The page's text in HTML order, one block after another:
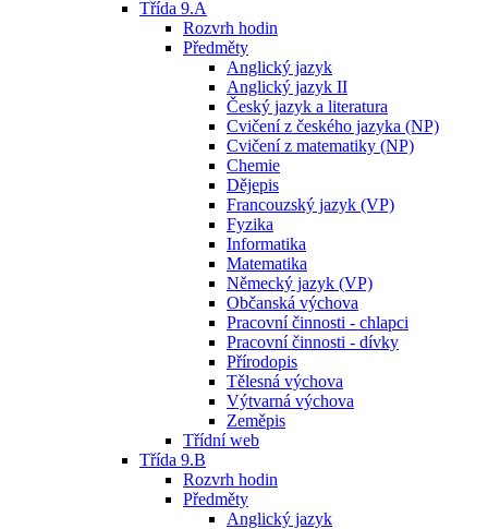
Třída 9.A
Rozvrh hodin
Předměty
Anglický jazyk
Anglický jazyk II
Český jazyk a literatura
Cvičení z českého jazyka (NP)
Cvičení z matematiky (NP)
Chemie
Dějepis
Francouzský jazyk (VP)
Fyzika
Informatika
Matematika
Německý jazyk (VP)
Občanská výchova
Pracovní činnosti - chlapci
Pracovní činnosti - dívky
Přírodopis
Tělesná výchova
Výtvarná výchova
Zeměpis
Třídní web
Třída 9.B
Rozvrh hodin
Předměty
Anglický jazyk